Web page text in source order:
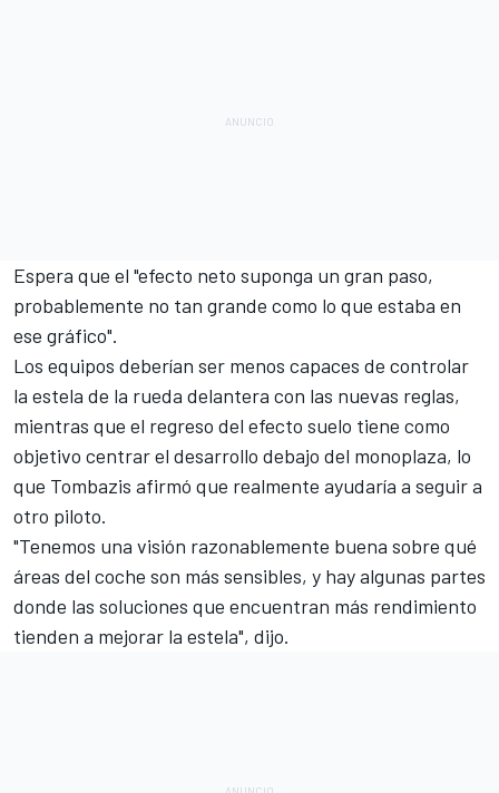
Espera que el "efecto neto suponga un gran paso,
probablemente no tan grande como lo que estaba en
ese gráfico".
Los equipos deberían ser menos capaces de controlar
la estela de la rueda delantera con las nuevas reglas,
mientras que el regreso del efecto suelo tiene como
objetivo centrar el desarrollo debajo del monoplaza, lo
que Tombazis afirmó que realmente ayudaría a seguir a
otro piloto.
"Tenemos una visión razonablemente buena sobre qué
áreas del coche son más sensibles, y hay algunas partes
donde las soluciones que encuentran más rendimiento
tienden a mejorar la estela", dijo.